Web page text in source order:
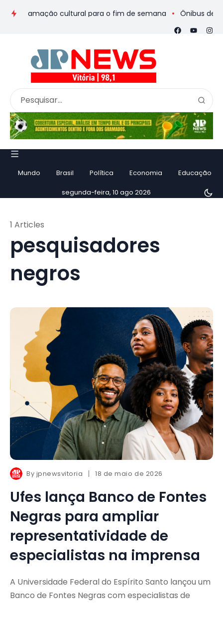
cultural para o fim de semana Ônibus de
Mundo Brasil Política Economia Educação
segunda-feira, 10 ago 2026
pesquisadores
negros
1 Articles
By jpnewsvitoria 18 de maio de 2026
Ufes lança Banco de Fontes
Negras para ampliar
representatividade de
especialistas na imprensa
A Universidade Federal do Espírito Santo lançou um
Banco de Fontes Negras com especialistas de